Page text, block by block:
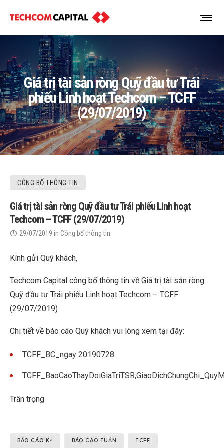
Giá trị tài sản ròng Quỹ đầu tư Trái
phiếu Linh hoạt Techcom – TCFF
(29/07/2019)
CÔNG BỐ THÔNG TIN
Giá trị tài sản ròng Quỹ đầu tư Trái phiếu Linh hoạt
Techcom – TCFF (29/07/2019)
29/07/2019 in Công bố thông tin
Kính gửi Quý khách,
Techcom Capital công bố thông tin về Giá trị tài sản ròng
Quỹ đầu tư Trái phiếu Linh hoạt Techcom – TCFF
(29/07/2019)
Chi tiết về báo cáo Quý khách vui lòng xem tại đây:
TCFF_BC_ngay 20190728
Trân trọng
BÁO CÁO KỲ BÁO CÁO TUẦN TCFF